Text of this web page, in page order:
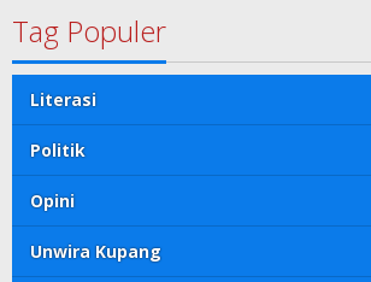
Tag Populer
Literasi
Politik
Opini
Unwira Kupang